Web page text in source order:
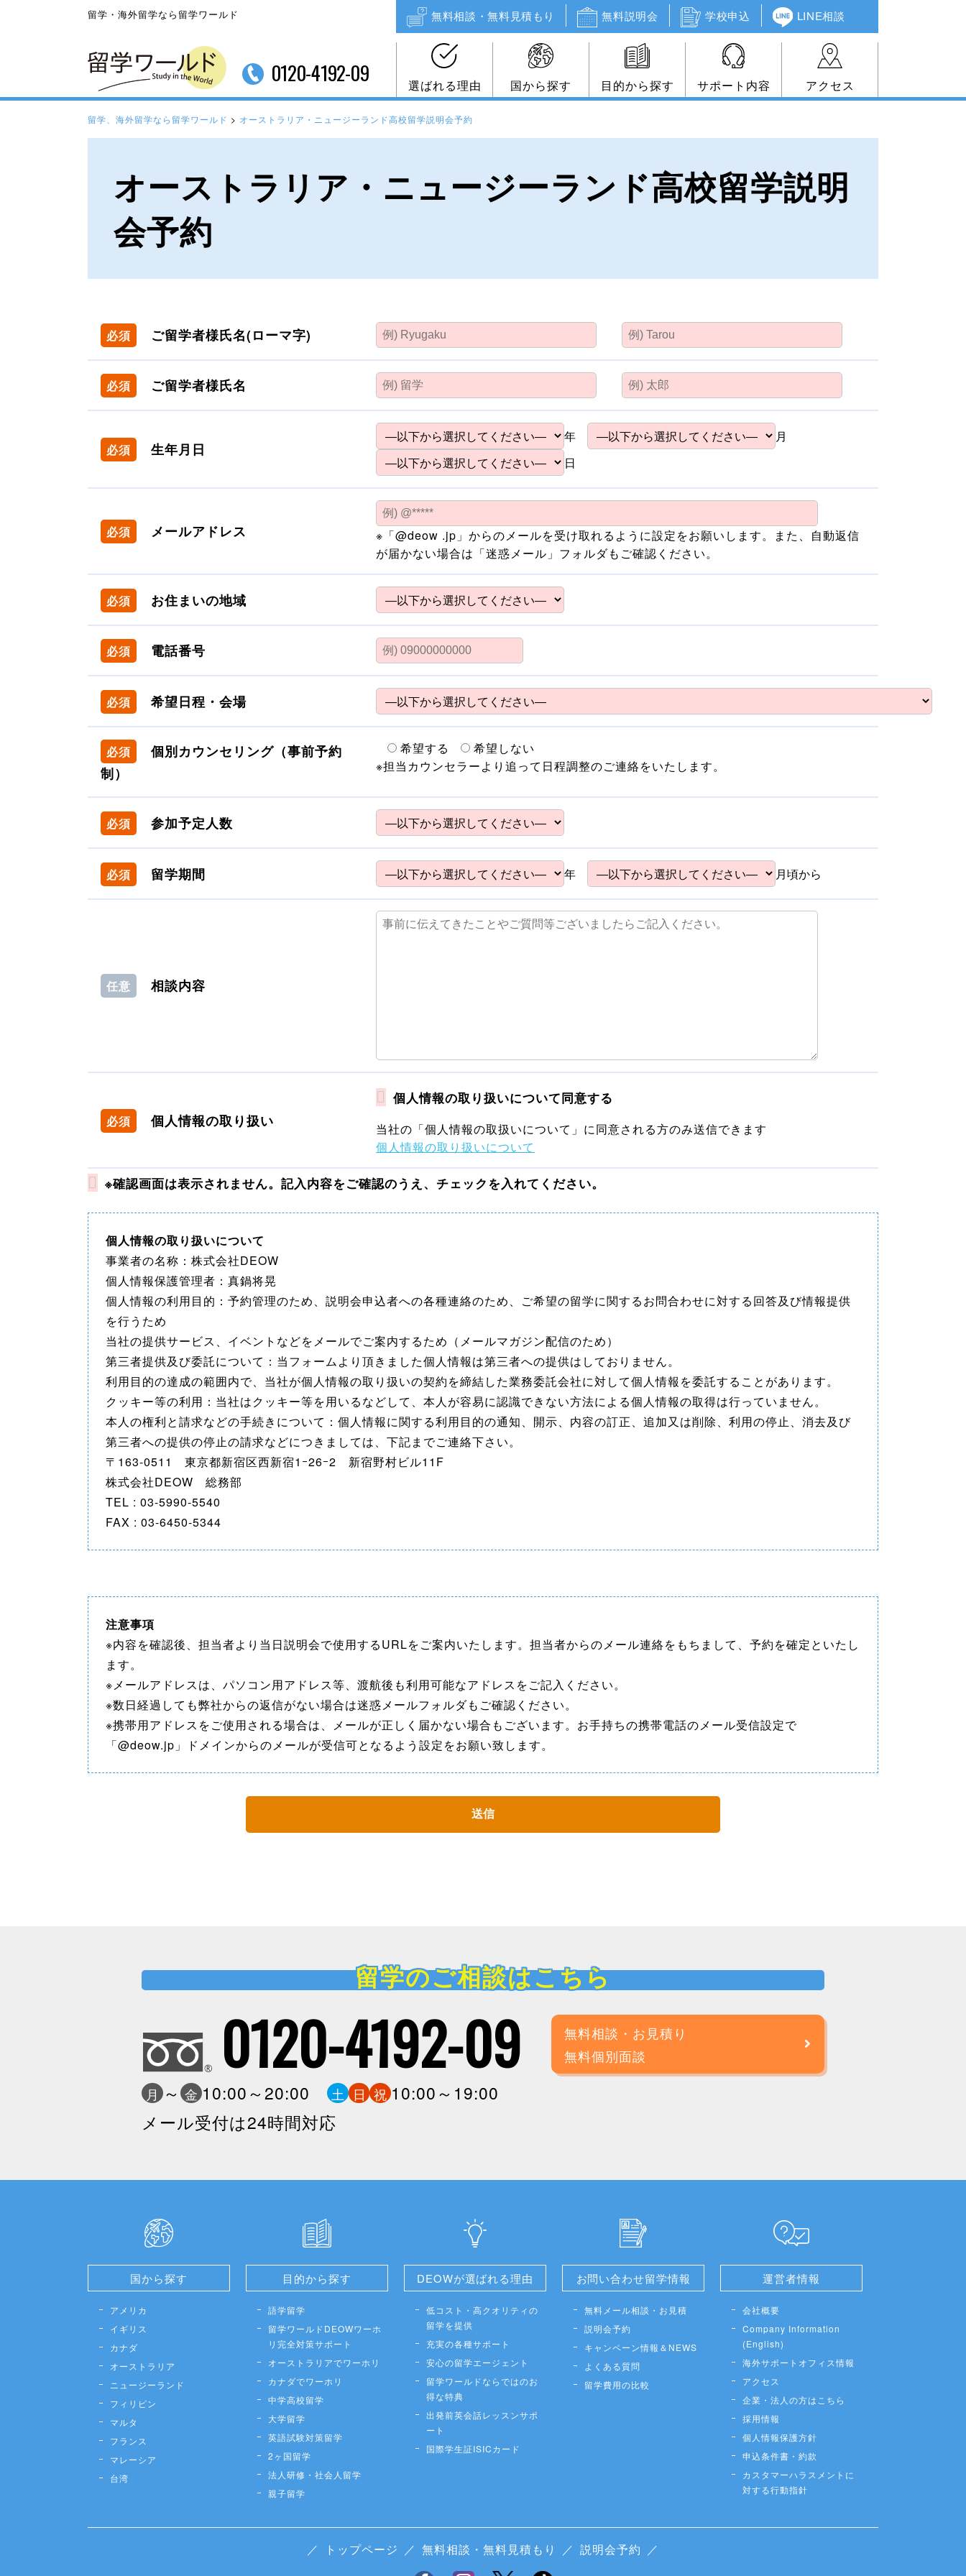
留学・海外留学なら留学ワールド 無料相談・無料見積もり 無料説明会 学校申込 LINE相談
0120-4192-09 選ばれる理由 国から探す 目的から探す サポート内容 アクセス
留学、海外留学なら留学ワールド > オーストラリア・ニュージーランド高校留学説明会予約
オーストラリア・ニュージーランド高校留学説明
会予約
必須 ご留学者様氏名(ローマ字)
必須 ご留学者様氏名
必須 生年月日
年
月
日
必須 メールアドレス
※「@deow .jp」からのメールを受け取れるように設定をお願いします。また、自動返信
が届かない場合は「迷惑メール」フォルダもご確認ください。
必須 お住まいの地域
必須 電話番号
必須 希望日程・会場
必須
個別カウンセリング（事前予約
制）
希望する
希望しない
※担当カウンセラーより追って日程調整のご連絡をいたします。
必須 参加予定人数
必須 留学期間 年 月頃から
任意 相談内容
必須 個人情報の取り扱い
個人情報の取り扱いについて同意する
当社の「個人情報の取扱いについて」に同意される方のみ送信できます
個人情報の取り扱いについて
※確認画面は表示されません。記入内容をご確認のうえ、チェックを入れてください。
個人情報の取り扱いについて
事業者の名称：株式会社DEOW
個人情報保護管理者：真鍋将晃
個人情報の利用目的：予約管理のため、説明会申込者への各種連絡のため、ご希望の留学に関するお問合わせに対する回答及び情報提供
を行うため
当社の提供サービス、イベントなどをメールでご案内するため（メールマガジン配信のため）
第三者提供及び委託について：当フォームより頂きました個人情報は第三者への提供はしておりません。
利用目的の達成の範囲内で、当社が個人情報の取り扱いの契約を締結した業務委託会社に対して個人情報を委託することがあります。
クッキー等の利用：当社はクッキー等を用いるなどして、本人が容易に認識できない方法による個人情報の取得は行っていません。
本人の権利と請求などの手続きについて：個人情報に関する利用目的の通知、開示、内容の訂正、追加又は削除、利用の停止、消去及び
第三者への提供の停止の請求などにつきましては、下記までご連絡下さい。
〒163-0511 東京都新宿区西新宿1ｰ26ｰ2 新宿野村ビル11F
株式会社DEOW 総務部
TEL : 03-5990-5540
FAX : 03-6450-5344
注意事項
※内容を確認後、担当者より当日説明会で使用するURLをご案内いたします。担当者からのメール連絡をもちまして、予約を確定といたし
ます。
※メールアドレスは、パソコン用アドレス等、渡航後も利用可能なアドレスをご記入ください。
※数日経過しても弊社からの返信がない場合は迷惑メールフォルダもご確認ください。
※携帯用アドレスをご使用される場合は、メールが正しく届かない場合もございます。お手持ちの携帯電話のメール受信設定で
「@deow.jp」ドメインからのメールが受信可となるよう設定をお願い致します。
留学のご相談はこちら
0120-4192-09
月 ～ 金 10:00～20:00 土 日 祝 10:00～19:00
メール受付は24時間対応
無料相談・お見積り
無料個別面談
国から探す
アメリカ
イギリス
カナダ
オーストラリア
ニュージーランド
フィリピン
マルタ
フランス
マレーシア
台湾
目的から探す
語学留学
留学ワールドDEOWワーホ
リ完全対策サポート
オーストラリアでワーホリ
カナダでワーホリ
中学高校留学
大学留学
英語試験対策留学
2ヶ国留学
法人研修・社会人留学
親子留学
DEOWが選ばれる理由
低コスト・高クオリティの
留学を提供
充実の各種サポート
安心の留学エージェント
留学ワールドならではのお
得な特典
出発前英会話レッスンサポ
ート
国際学生証ISICカード
お問い合わせ留学情報
無料メール相談・お見積
説明会予約
キャンペーン情報＆NEWS
よくある質問
留学費用の比較
運営者情報
会社概要
Company Information
(English)
海外サポートオフィス情報
アクセス
企業・法人の方はこちら
採用情報
個人情報保護方針
申込条件書・約款
カスタマーハラスメントに
対する行動指針
／ トップページ ／ 無料相談・無料見積もり ／ 説明会予約 ／